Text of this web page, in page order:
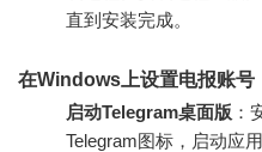
直到安装完成。
在Windows上设置电报账号
启动Telegram桌面版 ：
Telegram图标，启动应